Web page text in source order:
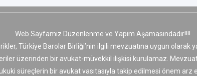
Web Sayfamız Düzenlenme ve Yapım Aşamasındadır!!!!
Türkiye Barolar Birliği’nin ilgili mevzuatına uygun olarak
üzerinden bir avukat-müvekkil ilişkisi kurulamaz.
süreçlerin bir avukat vasıtasıyla takip edilmesi önem arz